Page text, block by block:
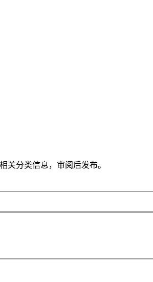
关分类信息，审阅后发布。